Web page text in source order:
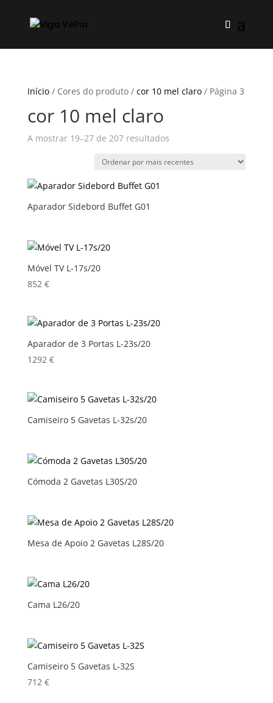
Início/ Cores do produto / cor 10 mel claro/ Página 3
cor 10 mel claro
A mostrar 19–27 de 207 resultadosOrdenado
mais
Aparador Sidebord Buffet G01
Móvel TV L-17s/20
852 €
Aparador de 3 Portas L-23s/20
1292 €
Camiseiro 5 Gavetas L-32s/20
Cómoda 2 Gavetas L30S/20
Mesa de Apoio 2 Gavetas L28S/20
Cama L26/20
Camiseiro 5 Gavetas L-32S
712 €